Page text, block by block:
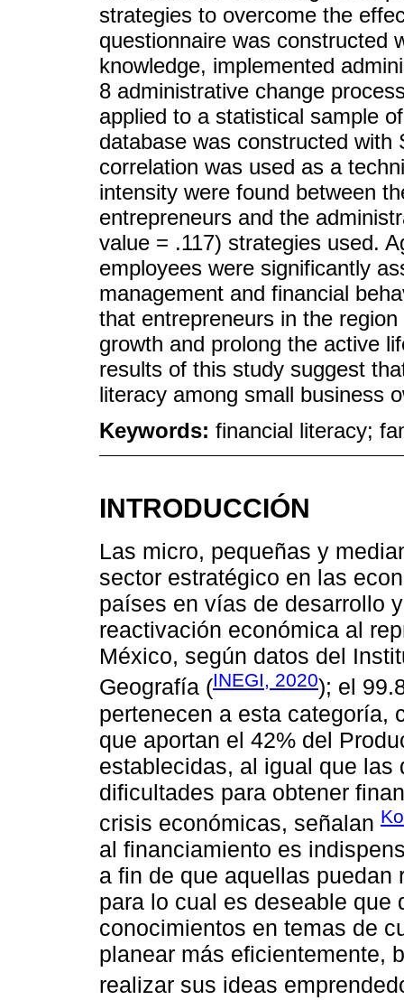
strategies to overcome the
questionnaire was constructed
knowledge, implemented
8 administrative change
applied to a statistical sample
database was constructed
correlation was used as a
intensity were found between
entrepreneurs and the
value = .117) strategies used.
employees were significantly
management and financial
that entrepreneurs in the
growth and prolong the active
results of this study suggest
literacy among small business
Keywords: financial literacy;
INTRODUCCIÓN
Las micro, pequeñas y
sector estratégico en las
países en vías de desarrollo
reactivación económica al
México, según datos del
Geografía (INEGI, 2020); el
pertenecen a esta categoría,
que aportan el 42% del
establecidas, al igual que las
dificultades para obtener
crisis económicas, señalan
al financiamiento es
a fin de que aquellas
para lo cual es deseable que
conocimientos en temas de
planear más eficientemente,
realizar sus ideas